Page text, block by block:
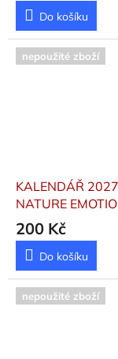
Do košíku
nepoužité zboží
KALENDÁŘ
NATURE
200 Kč
Do košíku
nepoužité zboží